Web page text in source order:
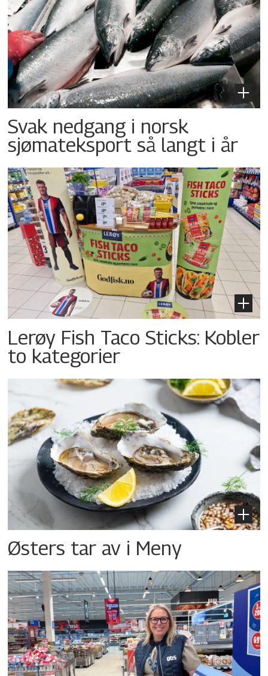
Svak nedgang i norsk
sjømateksport så langt i år
Lerøy Fish Taco Sticks: Kobler
to kategorier
Østers tar av i Meny